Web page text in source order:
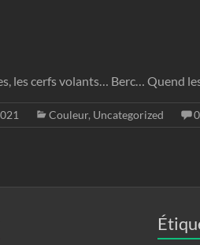
les cerfs volants… Berc… Quend
Couleur, Uncategorized